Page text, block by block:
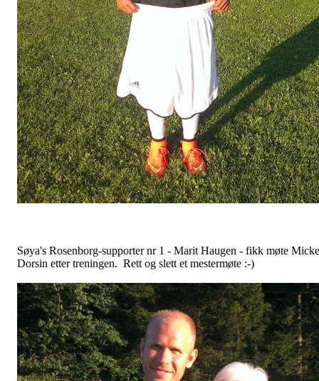
Søya's Rosenborg-supporter nr 1 - Marit Haugen - fikk møte Micke
Dorsin etter treningen. Rett og slett et mestermøte :-)